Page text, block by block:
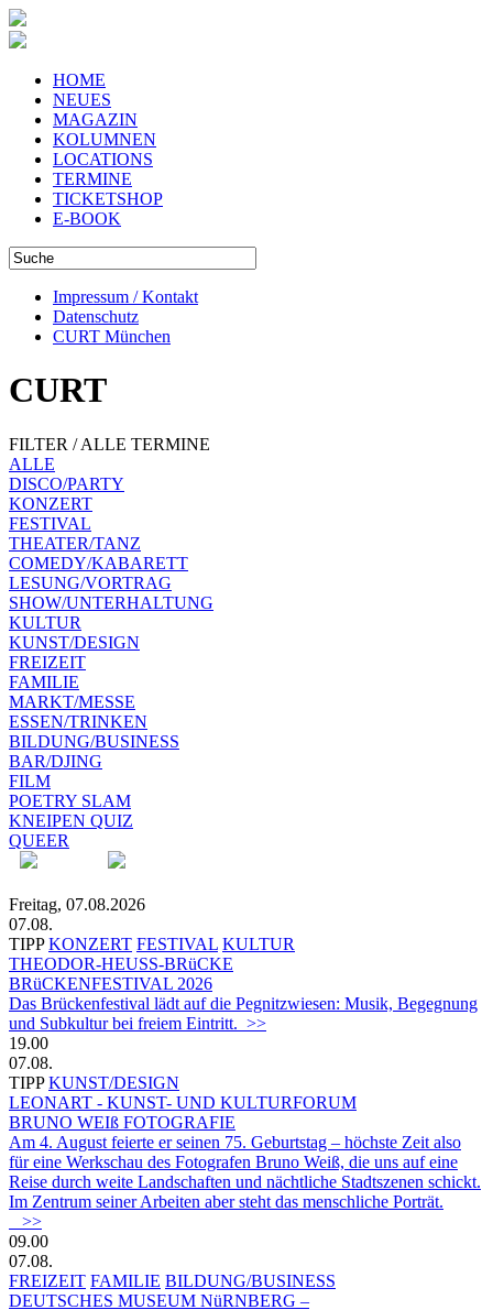
HOME
NEUES
MAGAZIN
KOLUMNEN
LOCATIONS
TERMINE
TICKETSHOP
E-BOOK
Impressum / Kontakt
Datenschutz
CURT München
CURT
FILTER / ALLE TERMINE
ALLE
DISCO/PARTY
KONZERT
FESTIVAL
THEATER/TANZ
COMEDY/KABARETT
LESUNG/VORTRAG
SHOW/UNTERHALTUNG
KULTUR
KUNST/DESIGN
FREIZEIT
FAMILIE
MARKT/MESSE
ESSEN/TRINKEN
BILDUNG/BUSINESS
BAR/DJING
FILM
POETRY SLAM
KNEIPEN QUIZ
QUEER
Freitag, 07.08.2026
07.08.
TIPP KONZERT FESTIVAL KULTUR
THEODOR-HEUSS-BRüCKE
BRüCKENFESTIVAL 2026
Das Brückenfestival lädt auf die Pegnitzwiesen: Musik, Begegnung
und Subkultur bei freiem Eintritt. >>
19.00
07.08.
TIPP KUNST/DESIGN
LEONART - KUNST- UND KULTURFORUM
BRUNO WEIß FOTOGRAFIE
Am 4. August feierte er seinen 75. Geburtstag – höchste Zeit also
für eine Werkschau des Fotografen Bruno Weiß, die uns auf eine
Reise durch weite Landschaften und nächtliche Stadtszenen schickt.
Im Zentrum seiner Arbeiten aber steht das menschliche Porträt.
>>
09.00
07.08.
FREIZEIT FAMILIE BILDUNG/BUSINESS
DEUTSCHES MUSEUM NüRNBERG –